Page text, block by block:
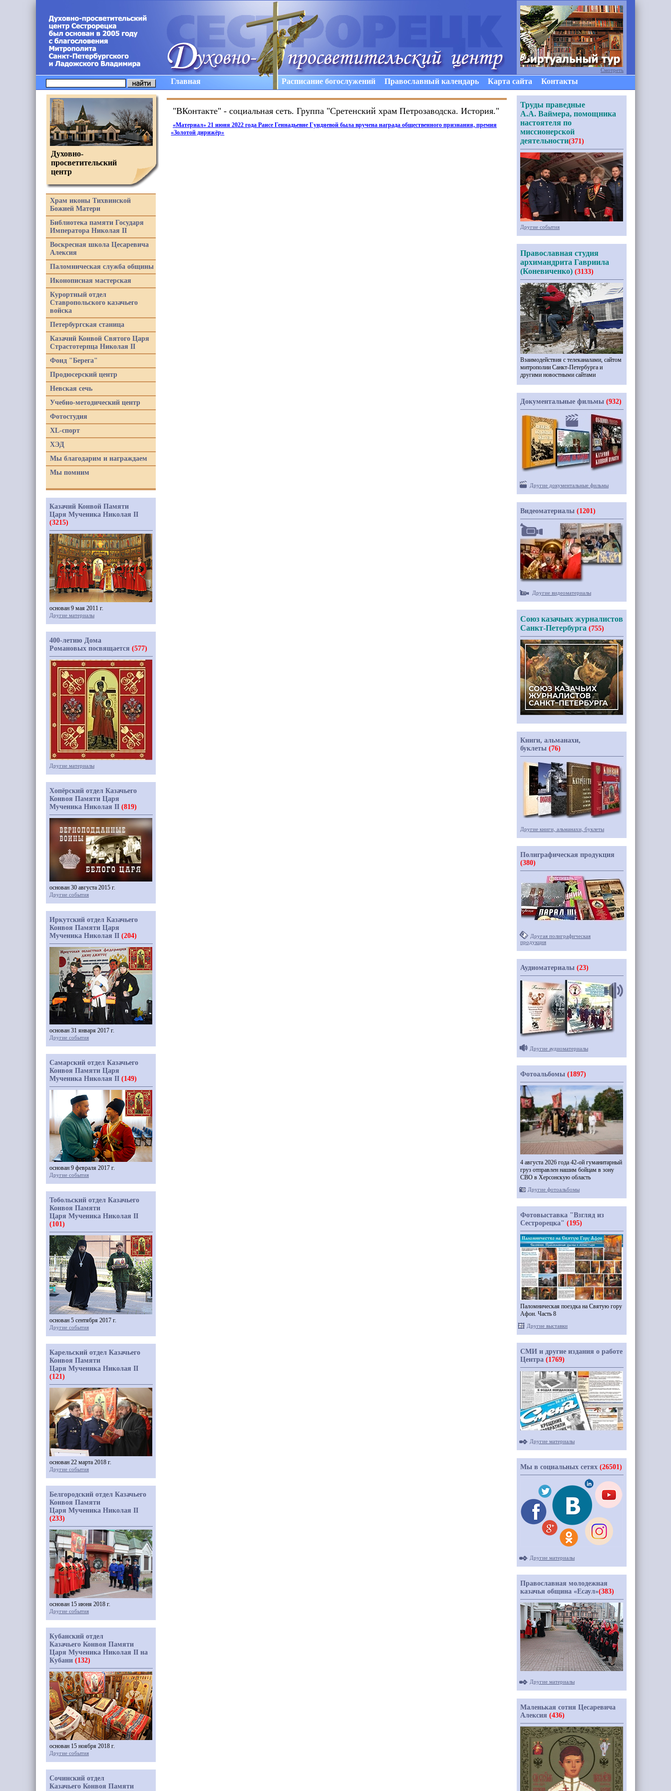
Главная Расписание богослужений Православный календарь Карта сайта Контакты
"ВКонтакте" - социальная сеть. Группа "Сретенский храм Петрозаводска. История."
«Материал» 21 июня 2022 года Раисе Геннадьевне Гундяевой была вручена награда общественного признания, премия
«Золотой дирижёр»
Духовно-
просветительский
центр
Храм иконы Тихвинской
Божией Матери
Библиотека памяти Государя
Императора Николая II
Воскресная школа Цесаревича
Алексия
Паломническая служба общины
Иконописная мастерская
Курортный отдел
Ставропольского казачьего
войска
Петербургская станица
Казачий Конвой Святого Царя
Страстотерпца Николая II
Фонд "Берега"
Продюсерский центр
Невская сечь
Учебно-методический центр
Фотостудия
XL-спорт
ХЭД
Мы благодарим и награждаем
Мы помним
Казачий Конвой Памяти
Царя Мученика Николая II
(3215)
основан 9 мая 2011 г.
Другие материалы
400-летию Дома
Романовых посвящается (577)
Другие материалы
Хопёрский отдел Казачьего
Конвоя Памяти Царя
Мученика Николая II (819)
основан 30 августа 2015 г.
Другие события
Иркутский отдел Казачьего
Конвоя Памяти Царя
Мученика Николая II (204)
основан 31 января 2017 г.
Другие события
Самарский отдел Казачьего
Конвоя Памяти Царя
Мученика Николая II (149)
основан 9 февраля 2017 г.
Другие события
Тобольский отдел Казачьего
Конвоя Памяти
Царя Мученика Николая II
(101)
основан 5 сентября 2017 г.
Другие события
Карельский отдел Казачьего
Конвоя Памяти
Царя Мученика Николая II
(121)
основан 22 марта 2018 г.
Другие события
Белгородский отдел Казачьего
Конвоя Памяти
Царя Мученика Николая II
(233)
основан 15 июня 2018 г.
Другие события
Кубанский отдел
Казачьего Конвоя Памяти
Царя Мученика Николая II на
Кубани (132)
основан 15 ноября 2018 г.
Другие события
Сочинский отдел
Казачьего Конвоя Памяти
Смотреть
Труды праведные
А.А. Ваймера, помощника
настоятеля по
миссионерской
деятельности(371)
Другие события
Православная студия
архимандрита Гавриила
(Коневиченко) (3133)
Взаимодействия с телеканалами, сайтом
митрополии Санкт-Петербурга и
другими новостными сайтами
Документальные фильмы (932)
Другие документальные фильмы
Видеоматериалы (1201)
Другие видеоматериалы
Союз казачьих журналистов
Санкт-Петербурга (755)
Книги, альманахи,
буклеты (76)
Другие книги, альманахи, буклеты
Полиграфическая продукция
(380)
Другая полиграфическая
продукция
Аудиоматериалы (23)
Другие аудиоматериалы
Фотоальбомы (1897)
4 августа 2026 года 42-ой гуманитарный
груз отправлен нашим бойцам в зону
СВО в Херсонскую область
Другие фотоальбомы
Фотовыставка "Взгляд из
Сестрорецка" (195)
Паломническая поездка на Святую гору
Афон. Часть 8
Другие выставки
СМИ и другие издания о работе
Центра (1769)
Другие материалы
Мы в социальных сетях (26501)
Другие материалы
Православная молодежная
казачья община «Есаул»(383)
Другие материалы
Маленькая сотня Цесаревича
Алексия (436)